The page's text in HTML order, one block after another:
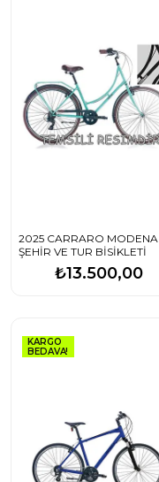
2025 CARRARO MODENA
ŞEHİR VE TUR BİSİKLETİ
₺13.500,00
KARGO
BEDAVA!